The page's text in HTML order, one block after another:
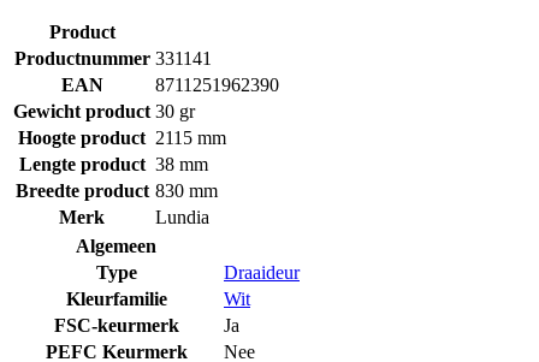
Product
Productnummer 331141
EAN
8711251962390
Gewicht product 30 gr
Hoogte product 2115 mm
Lengte product 38 mm
Breedte product 830 mm
Merk
Lundia
Algemeen
Type
Draaideur
Kleurfamilie
Wit
FSC-keurmerk
Ja
PEFC Keurmerk
Nee